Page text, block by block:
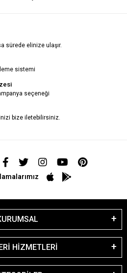
sürede elinize ulaşır.
sistemi
seçeneği
bize iletebilirsiniz.
HİZMETLERİ